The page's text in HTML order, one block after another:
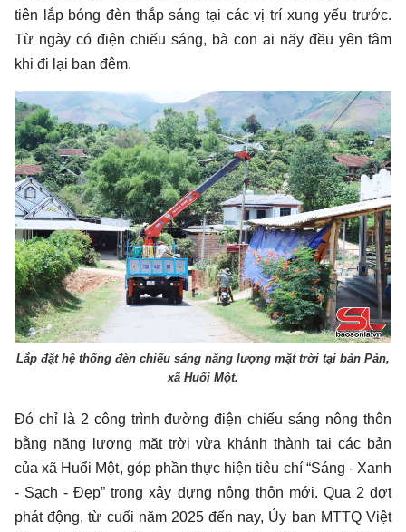
tiên lắp bóng đèn thắp sáng tại các vị trí xung yếu trước.
Từ ngày có điện chiếu sáng, bà con ai nấy đều yên tâm
khi đi lại ban đêm.
Lắp đặt hệ thống đèn chiếu sáng năng lượng mặt trời tại bản Pản,
xã Huổi Một.
Đó chỉ là 2 công trình đường điện chiếu sáng nông thôn
bằng năng lượng mặt trời vừa khánh thành tại các bản
của xã Huổi Một, góp phần thực hiện tiêu chí “Sáng - Xanh
- Sạch - Đẹp” trong xây dựng nông thôn mới. Qua 2 đợt
phát động, từ cuối năm 2025 đến nay, Ủy ban MTTQ Việt